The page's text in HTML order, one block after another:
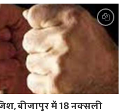
बीजापुर में 18 नक्सली